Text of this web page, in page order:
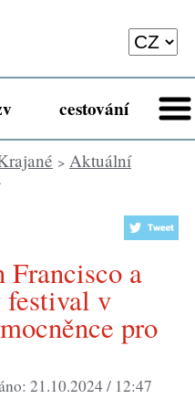
cestování
> Aktuální
festival v
pro
21.10.2024 / 12:47